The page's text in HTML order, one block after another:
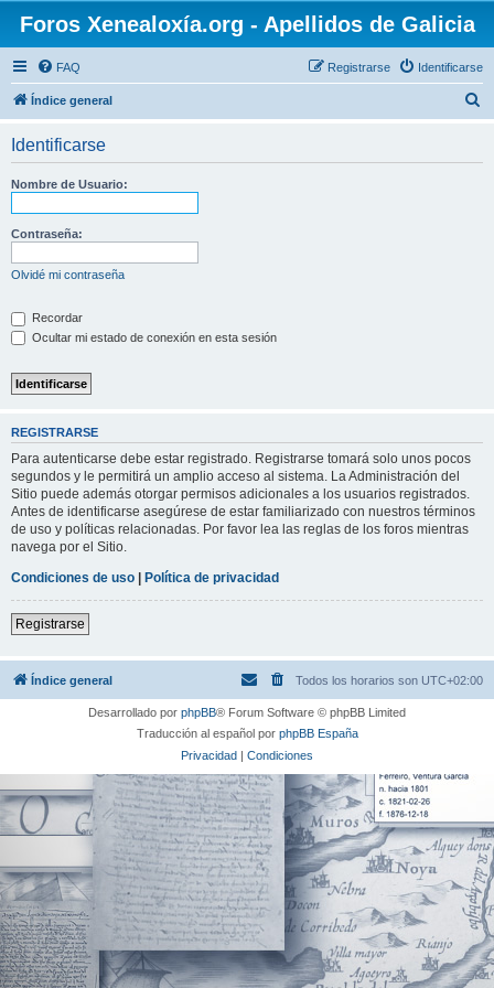
Foros Xenealoxía.org - Apellidos de Galicia
FAQ Identificarse
Registrarse
Índice general
Identificarse
Nombre de Usuario:
Contraseña:
Olvidé mi contraseña
Recordar
Ocultar mi estado de conexión en esta sesión
REGISTRARSE
Para autenticarse debe estar registrado. Registrarse tomará solo unos pocos
segundos y le permitirá un amplio acceso al sistema. La Administración del
Sitio puede además otorgar permisos adicionales a los usuarios registrados.
Antes de identificarse asegúrese de estar familiarizado con nuestros términos
de uso y políticas relacionadas. Por favor lea las reglas de los foros mientras
navega por el Sitio.
Condiciones de uso | Política de privacidad
Registrarse
Índice general Todos los horarios son UTC+02:00
Desarrollado por phpBB® Forum Software © phpBB Limited
Traducción al español por phpBB España
Privacidad | Condiciones